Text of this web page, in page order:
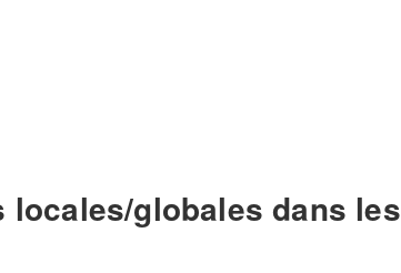
locales/globales dans les